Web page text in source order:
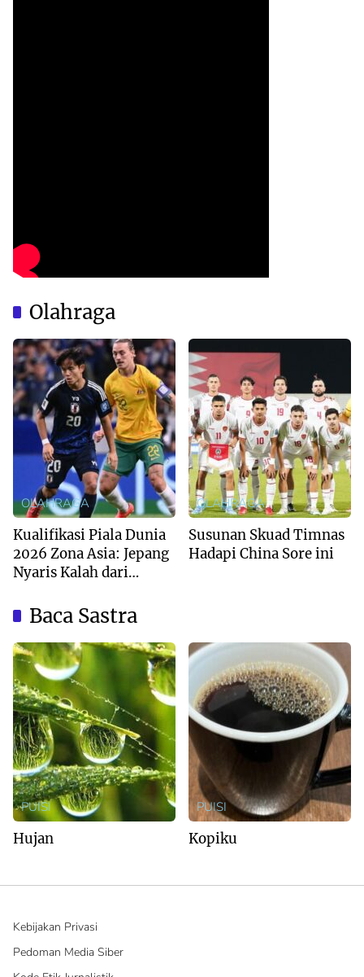
Olahraga
OLAHRAGA
Kualifikasi Piala Dunia
2026 Zona Asia: Jepang
Nyaris Kalah dari
OLAHRAGA
Susunan Skuad Timnas
Hadapi China Sore ini
Baca Sastra
PUISI
Hujan
PUISI
Kopiku
Kebijakan Privasi
Pedoman Media Siber